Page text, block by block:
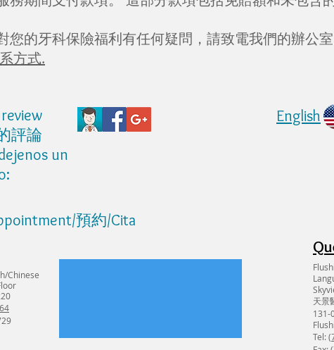
您的牙科保險福利有任何疑問，請致電我們的辦公
方式.
評論
un
English
預約/Cita
Chinese
天景
131-
Tel: